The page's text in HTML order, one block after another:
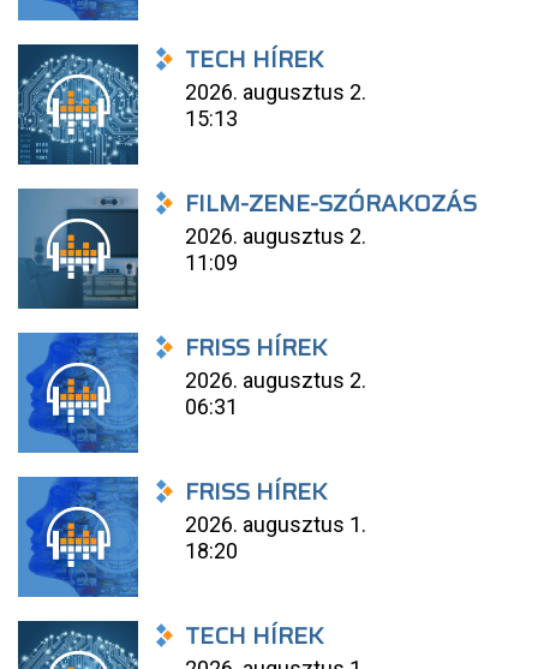
TECH HÍREK
2026. augusztus 2.
15:13
FILM-ZENE-SZÓRAKOZÁS
2026. augusztus 2.
11:09
FRISS HÍREK
2026. augusztus 2.
06:31
FRISS HÍREK
2026. augusztus 1.
18:20
TECH HÍREK